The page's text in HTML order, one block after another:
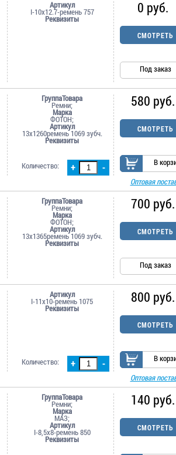
Артикул
I-10х12.7-ремень 757
Реквизиты
0 руб.
СМОТРЕТЬ
Под заказ
ГруппаТовара
Ремни;
Марка
ФОТОН;
Артикул
13х1260ремень 1069 зубч.
Реквизиты
+ -
Количество:
580 руб.
СМОТРЕТЬ
В
Оптовая
ГруппаТовара
Ремни;
Марка
ФОТОН;
Артикул
13х1365ремень 1069 зубч.
Реквизиты
700 руб.
СМОТРЕТЬ
Под заказ
Артикул
I-11х10-ремень 1075
Реквизиты
+ -
Количество:
800 руб.
СМОТРЕТЬ
В
Оптовая
ГруппаТовара
Ремни;
Марка
МАЗ;
Артикул
I-8,5х8-ремень 850
Реквизиты
140 руб.
СМОТРЕТЬ